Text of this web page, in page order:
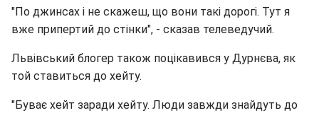
"По джинсах і не скажеш, що вони такі дорогі. Тут я
вже припертий до стінки", - сказав телеведучий.
Львівський блогер також поцікавився у Дурнєва, як
той ставиться до хейту.
"Буває хейт заради хейту. Люди завжди знайдуть до